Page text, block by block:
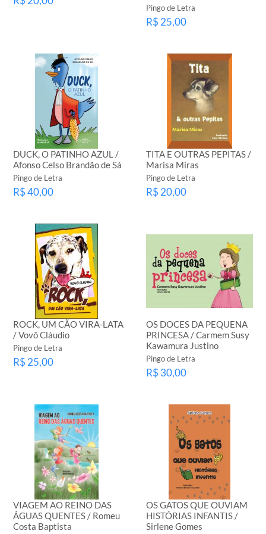
Pingo de Letra
R$ 25,00
DUCK, O PATINHO AZUL /
Afonso Celso Brandão de Sá
Pingo de Letra
R$ 40,00
TITA E OUTRAS PEPITAS /
Marisa Miras
Pingo de Letra
R$ 20,00
ROCK, UM CÃO VIRA-LATA
/ Vovô Cláudio
Pingo de Letra
R$ 25,00
OS DOCES DA PEQUENA
PRINCESA / Carmem Susy
Kawamura Justino
Pingo de Letra
R$ 30,00
VIAGEM AO REINO DAS
ÁGUAS QUENTES / Romeu
Costa Baptista
OS GATOS QUE OUVIAM
HISTÓRIAS INFANTIS /
Sirlene Gomes